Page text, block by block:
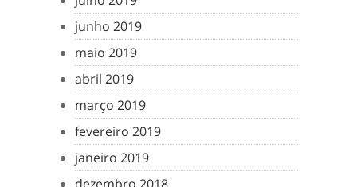
junho 2019
maio 2019
abril 2019
março 2019
fevereiro 2019
janeiro 2019